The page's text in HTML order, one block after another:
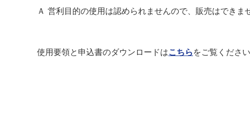
Ａ 営利目的の使用は認められませんので、販売はできま
使用要領と申込書のダウンロードはこちら をご覧ください